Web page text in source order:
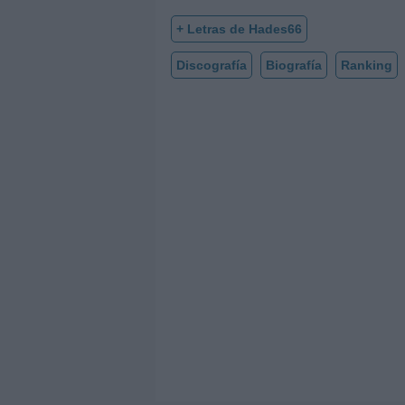
+ Letras de Hades66
Discografía Biografía Ranking